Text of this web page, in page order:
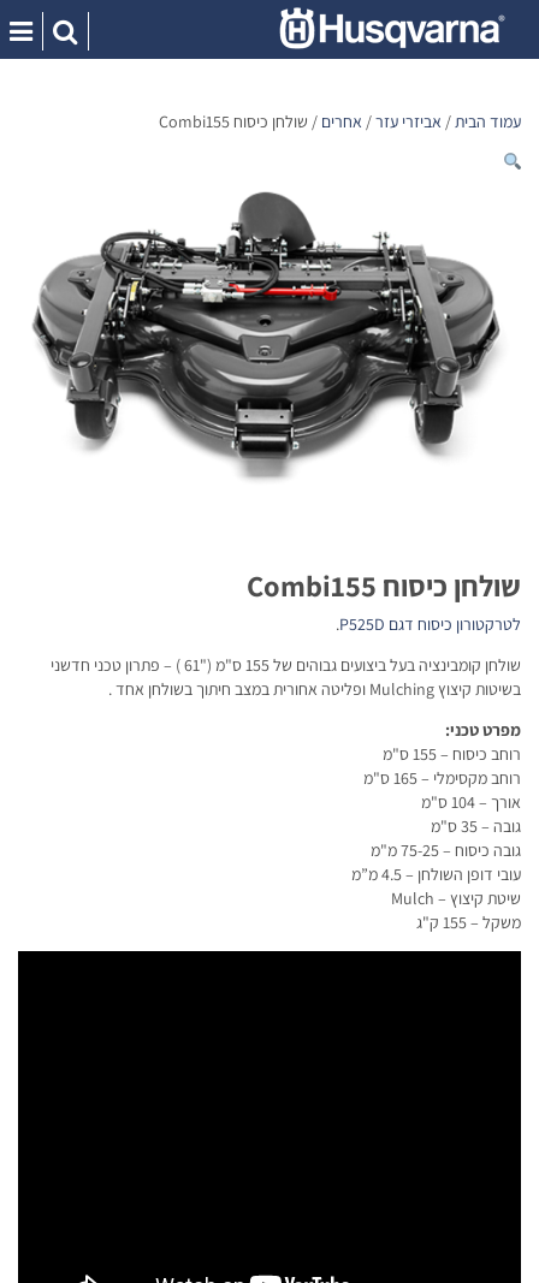
content
עמוד הבית/ אביזרי עזר/ אחרים / שולחן כיסוח Combi155
שולחן כיסוח Combi155
לטרקטורון כיסוח דגם P525D
.
שולחן קומבינציה בעל ביצועים גבוהים של 155 ס"מ ("61 ) – פתרון טכני חדשני
בשיטות קיצוץ Mulching ופליטה אחורית במצב חיתוך בשולחן אחד .
מפרט טכני:
רוחב כיסוח – 155 ס"מ
רוחב מקסימלי – 165 ס"מ
אורך – 104 ס"מ
גובה – 35 ס"מ
גובה כיסוח – 75-25 מ"מ
עובי דופן השולחן – 4.5 מ”מ
שיטת קיצוץ – Mulch
משקל – 155 ק"ג